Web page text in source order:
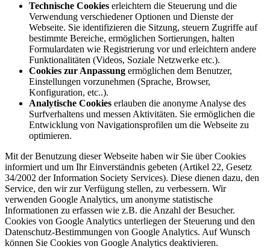
Technische Cookies erleichtern die Steuerung und die
Verwendung verschiedener Optionen und Dienste der
Webseite. Sie identifizieren die Sitzung, steuern Zugriffe auf
bestimmte Bereiche, ermöglichen Sortierungen, halten
Formulardaten wie Registrierung vor und erleichtern andere
Funktionalitäten (Videos, Soziale Netzwerke etc.).
Cookies zur Anpassung ermöglichen dem Benutzer,
Einstellungen vorzunehmen (Sprache, Browser,
Konfiguration, etc..).
Analytische Cookies erlauben die anonyme Analyse des
Surfverhaltens und messen Aktivitäten. Sie ermöglichen die
Entwicklung von Navigationsprofilen um die Webseite zu
optimieren.
Mit der Benutzung dieser Webseite haben wir Sie über Cookies
informiert und um Ihr Einverständnis gebeten (Artikel 22, Gesetz
34/2002 der Information Society Services). Diese dienen dazu, den
Service, den wir zur Verfügung stellen, zu verbessern. Wir
verwenden Google Analytics, um anonyme statistische
Informationen zu erfassen wie z.B. die Anzahl der Besucher.
Cookies von Google Analytics unterliegen der Steuerung und den
Datenschutz-Bestimmungen von Google Analytics. Auf Wunsch
können Sie Cookies von Google Analytics deaktivieren.